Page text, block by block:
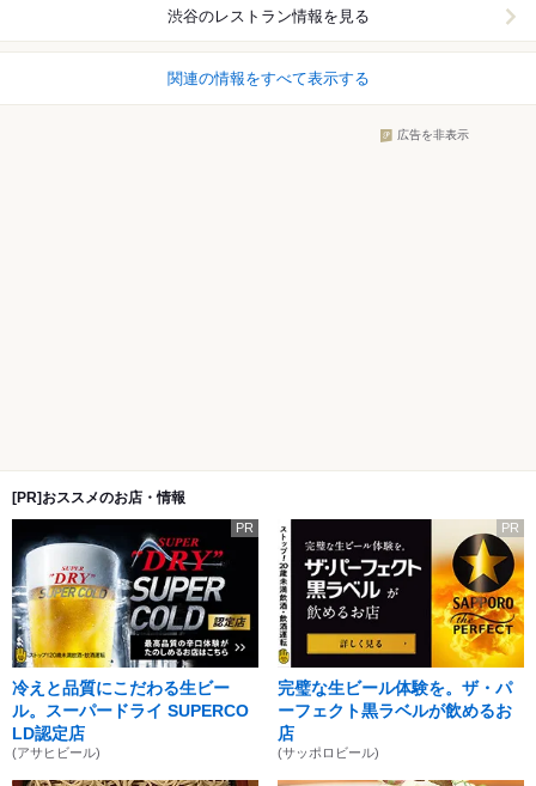
渋谷のレストラン情報を見る
関連の情報をすべて表示する
広告を非表示
[PR]おススメのお店・情報
PR
冷えと品質にこだわる生ビー
ル。スーパードライ SUPERCO
LD認定店
(アサヒビール)
PR
完璧な生ビール体験を。ザ・パ
ーフェクト黒ラベルが飲めるお
店
(サッポロビール)